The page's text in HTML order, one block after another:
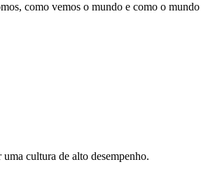
como vemos o mundo e como o
cultura de alto desempenho.